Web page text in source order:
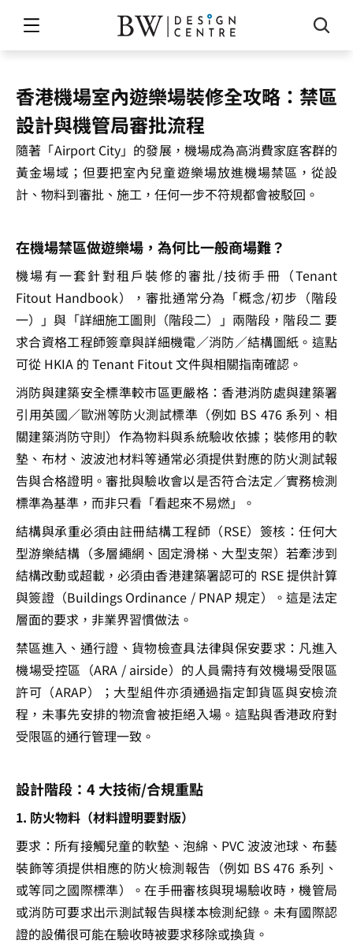
香港機場室內遊樂場裝修全攻略：禁區
設計與機管局審批流程
隨著「Airport City」的發展，機場成為高消費家庭客群的
黃金場域；但要把室內兒童遊樂場放進機場禁區，從設
計、物料到審批、施工，任何一步不符規都會被駁回。
在機場禁區做遊樂場，為何比一般商場難？
機場有一套針對租戶裝修的審批/技術手冊（Tenant
Fitout Handbook），審批通常分為「概念/初步（階段
一）」與「詳細施工圖則（階段二）」兩階段，階段二 要
求合資格工程師簽章與詳細機電／消防／結構圖紙。這點
可從 HKIA 的 Tenant Fitout 文件與相關指南確認。
消防與建築安全標準較市區更嚴格：香港消防處與建築署
引用英國／歐洲等防火測試標準（例如 BS 476 系列、相
關建築消防守則）作為物料與系統驗收依據；裝修用的軟
墊、布材、波波池材料等通常必須提供對應的防火測試報
告與合格證明。審批與驗收會以是否符合法定／實務檢測
標準為基準，而非只看「看起來不易燃」。
結構與承重必須由註冊結構工程師（RSE）簽核：任何大
型游樂結構（多層繩網、固定滑梯、大型支架）若牽涉到
結構改動或超載，必須由香港建築署認可的 RSE 提供計算
與簽證（Buildings Ordinance / PNAP 規定）。這是法定
層面的要求，非業界習慣做法。
禁區進入、通行證、貨物檢查具法律與保安要求：凡進入
機場受控區（ARA / airside）的人員需持有效機場受限區
許可（ARAP）；大型組件亦須通過指定卸貨區與安檢流
程，未事先安排的物流會被拒絕入場。這點與香港政府對
受限區的通行管理一致。
設計階段：4 大技術/合規重點
1. 防火物料（材料證明要對版）
要求：所有接觸兒童的軟墊、泡綿、PVC 波波池球、布藝
裝飾等須提供相應的防火檢測報告（例如 BS 476 系列、
或等同之國際標準）。在手冊審核與現場驗收時，機管局
或消防可要求出示測試報告與樣本檢測紀錄。未有國際認
證的設備很可能在驗收時被要求移除或換貨。